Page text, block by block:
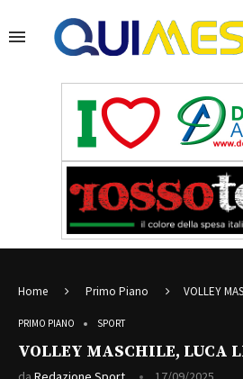
Home Primo Piano VOLLEY
PRIMO PIANO SPORT
VOLLEY MASCHILE, LUCA